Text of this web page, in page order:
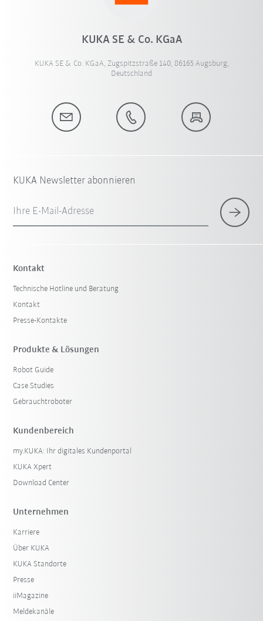
KUKA SE & Co. KGaA
KUKA SE & Co. KGaA, Zugspitzstraße 140, 86165 Augsburg,
Deutschland
KUKA Newsletter abonnieren
Ihre E-Mail-Adresse
Kontakt
Technische Hotline und Beratung
Kontakt
Presse-Kontakte
Produkte & Lösungen
Robot Guide
Case Studies
Gebrauchtroboter
Kundenbereich
my.KUKA: Ihr digitales Kundenportal
KUKA Xpert
Download Center
Unternehmen
Karriere
Über KUKA
KUKA Standorte
Presse
iiMagazine
Meldekanäle